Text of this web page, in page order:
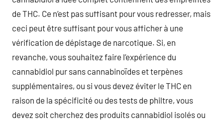
de THC. Ce n’est pas suffisant pour vous redresser, mais
ceci peut être suffisant pour vous afficher à une
vérification de dépistage de narcotique. Si, en
revanche, vous souhaitez faire l’expérience du
cannabidiol pur sans cannabinoïdes et terpènes
supplémentaires, ou si vous devez éviter le THC en
raison de la spécificité ou des tests de philtre, vous
devez soit cherchez des produits cannabidiol isolés ou